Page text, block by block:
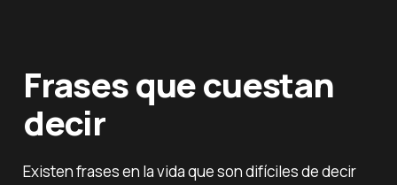
Frases que cuestan
decir
Existen frases en la vida que son difíciles de decir